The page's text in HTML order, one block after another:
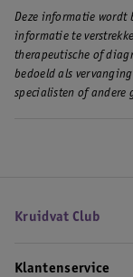
Deze informatie wordt
informatie te
therapeutische of
bedoeld als
specialisten of andere
Kruidvat Club
Klantenservice